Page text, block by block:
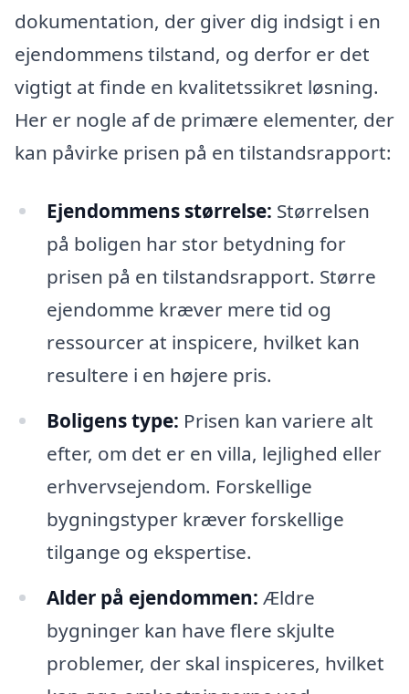
dokumentation, der giver dig indsigt i en
ejendommens tilstand, og derfor er det
vigtigt at finde en kvalitetssikret løsning.
Her er nogle af de primære elementer, der
kan påvirke prisen på en tilstandsrapport:
Ejendommens størrelse: Størrelsen
på boligen har stor betydning for
prisen på en tilstandsrapport. Større
ejendomme kræver mere tid og
ressourcer at inspicere, hvilket kan
resultere i en højere pris.
Boligens type: Prisen kan variere alt
efter, om det er en villa, lejlighed eller
erhvervsejendom. Forskellige
bygningstyper kræver forskellige
tilgange og ekspertise.
Alder på ejendommen: Ældre
bygninger kan have flere skjulte
problemer, der skal inspiceres, hvilket